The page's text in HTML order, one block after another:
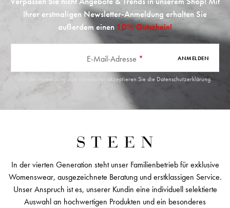
Ihrer erstmaligen Newsletter-Anmeldung erhalten Sie
außerdem einen 10% Gutschein!
E-Mail-Adresse * ANMELDEN
Mit der Anmeldung zum Newsletter akzeptieren Sie die Datenschutzerklärung.
In der vierten Generation steht unser Familienbetrieb für exklusive
Womenswear, ausgezeichnete Beratung und erstklassigen Service.
Unser Anspruch ist es, unserer Kundin eine individuell selektierte
Auswahl an hochwertigen Produkten und ein besonderes